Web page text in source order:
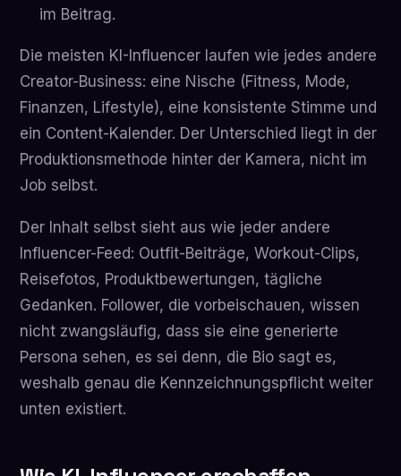
im Beitrag.
Die meisten KI-Influencer laufen wie jedes andere
Creator-Business: eine Nische (Fitness, Mode,
Finanzen, Lifestyle), eine konsistente Stimme und
ein Content-Kalender. Der Unterschied liegt in der
Produktionsmethode hinter der Kamera, nicht im
Job selbst.
Der Inhalt selbst sieht aus wie jeder andere
Influencer-Feed: Outfit-Beiträge, Workout-Clips,
Reisefotos, Produktbewertungen, tägliche
Gedanken. Follower, die vorbeischauen, wissen
nicht zwangsläufig, dass sie eine generierte
Persona sehen, es sei denn, die Bio sagt es,
weshalb genau die Kennzeichnungspflicht weiter
unten existiert.